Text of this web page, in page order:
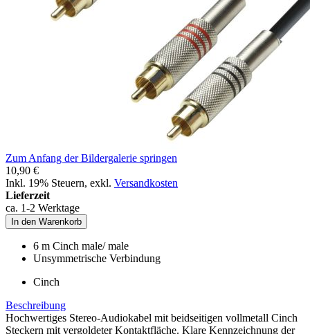
Zum Anfang der Bildergalerie springen
10,90 €
Inkl. 19% Steuern, exkl. Versandkosten
Lieferzeit
ca. 1-2 Werktage
In den Warenkorb
6 m Cinch male/ male
Unsymmetrische Verbindung
Cinch
Beschreibung
Hochwertiges Stereo-Audiokabel mit beidseitigen vollmetall Cinch
Steckern mit vergoldeter Kontaktfläche. Klare Kennzeichnung der